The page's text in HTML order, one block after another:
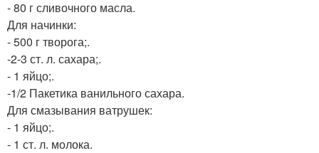
- 80 г сливочного масла.
Для начинки:
- 500 г творога;.
-2-3 ст. л. сахара;.
- 1 яйцо;.
-1/2 Пакетика ванильного сахара.
Для смазывания ватрушек:
- 1 яйцо;.
- 1 ст. л. молока.